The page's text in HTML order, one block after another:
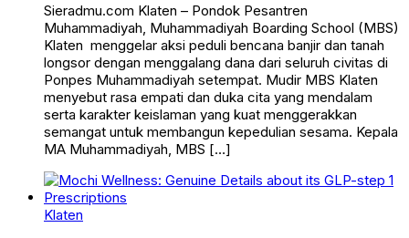
Sieradmu.com Klaten – Pondok Pesantren
Muhammadiyah, Muhammadiyah Boarding School (MBS)
Klaten menggelar aksi peduli bencana banjir dan tanah
longsor dengan menggalang dana dari seluruh civitas di
Ponpes Muhammadiyah setempat. Mudir MBS Klaten
menyebut rasa empati dan duka cita yang mendalam
serta karakter keislaman yang kuat menggerakkan
semangat untuk membangun kepedulian sesama. Kepala
MA Muhammadiyah, MBS […]
Klaten